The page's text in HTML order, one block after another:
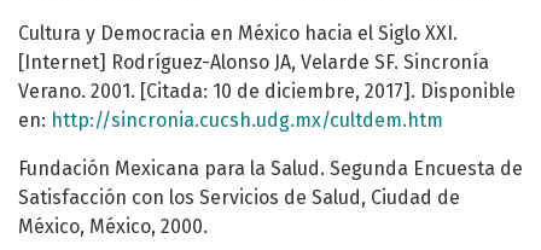
Cultura y Democracia en México hacia el Siglo XXI.
[Internet] Rodríguez-Alonso JA, Velarde SF. Sincronía
Verano. 2001. [Citada: 10 de diciembre, 2017]. Disponible
en: http://sincronia.cucsh.udg.mx/cultdem.htm
Fundación Mexicana para la Salud. Segunda Encuesta de
Satisfacción con los Servicios de Salud, Ciudad de
México, México, 2000.